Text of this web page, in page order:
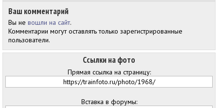
Ссылки на фото
Прямая ссылка на страницу:
Вставка в форумы:
Ваш комментарий
Вы не вошли на сайт.
Комментарии могут оставлять только зарегистрированные
пользователи.